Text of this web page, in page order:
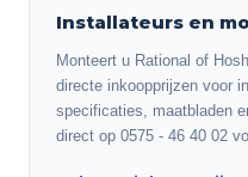
Installateurs en
Monteert u Rational of
directe inkoopprijzen voor
specificaties, maatbladen
direct op 0575 - 46 40 02